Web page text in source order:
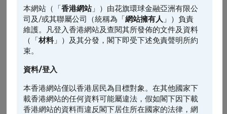
本網站（「香港網站」）由花旗環球金融亞洲有限公
司及/或其聯屬公司（統稱為「網站擁有人 」）負責
維護。凡登入香港網站及查閱其所發佈的文件及資料
（「材料」）及其分發，閣下即受下述免責聲明所約
束。
資料/登入
本香港網站僅以香港居民為目標對象。在其他國家下
載香港網站的任何資料可能屬違法，假如閣下因下載
香港網站的資料而違反閣下居住所在國家的法律，網
1日
引伸波幅變動% (5日)